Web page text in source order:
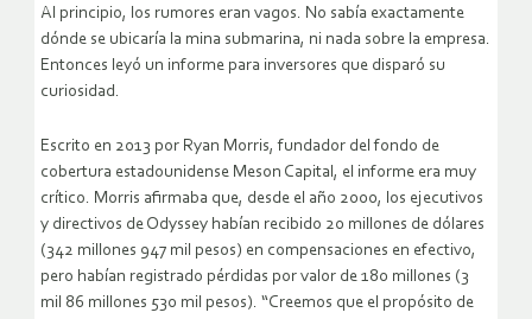
Al principio, los rumores eran vagos. No sabía exactamente
dónde se ubicaría la mina submarina, ni nada sobre la empresa.
Entonces leyó un informe para inversores que disparó su
curiosidad.
Escrito en 2013 por Ryan Morris, fundador del fondo de
cobertura estadounidense Meson Capital, el informe era muy
crítico. Morris afirmaba que, desde el año 2000, los ejecutivos
y directivos de Odyssey habían recibido 20 millones de dólares
(342 millones 947 mil pesos) en compensaciones en efectivo,
pero habían registrado pérdidas por valor de 180 millones (3
mil 86 millones 530 mil pesos). “Creemos que el propósito de